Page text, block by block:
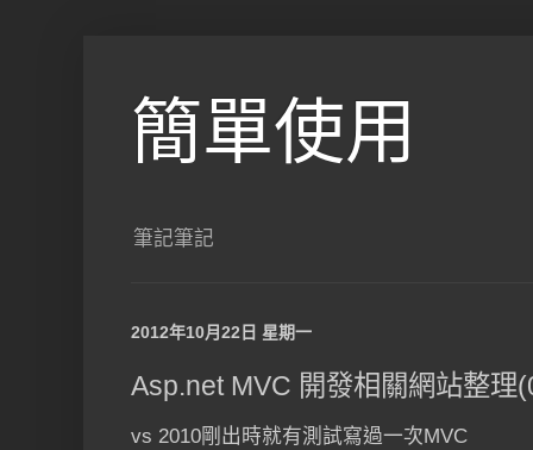
簡單使用
筆記筆記
2012年10月22日 星期一
Asp.net MVC 開發相關網站整理
vs 2010剛出時就有測試寫過一次MVC